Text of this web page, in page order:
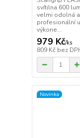
svítilna 600
velmi odolná
profesionální
výkone...
979 Kč/ks
809 Kč bez
Novinka